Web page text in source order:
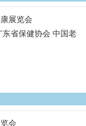
展览会
省保健协会 中国老
会